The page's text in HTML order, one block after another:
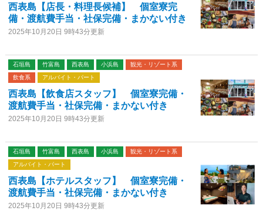
西表島【店長・料理長候補】 個室寮完
備・渡航費手当・社保完備・まかない付き
2025年10月20日 9時43分更新
石垣島 竹富島 西表島 小浜島
観光・リゾート系
飲食系
アルバイト・パート
西表島【飲食店スタッフ】 個室寮完備・
渡航費手当・社保完備・まかない付き
2025年10月20日 9時43分更新
石垣島 竹富島 西表島 小浜島
観光・リゾート系
アルバイト・パート
西表島【ホテルスタッフ】 個室寮完備・
渡航費手当・社保完備・まかない付き
2025年10月20日 9時43分更新